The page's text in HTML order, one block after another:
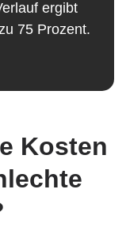
ergibt
75 Prozent.
Kosten